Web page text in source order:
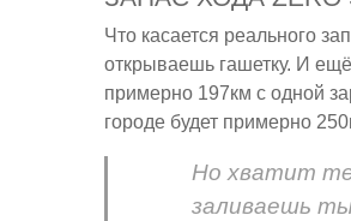
Что касается реального
открываешь гашетку. И
примерно 197км с одной
городе будет примерно
Но хватит
заливаешь ты